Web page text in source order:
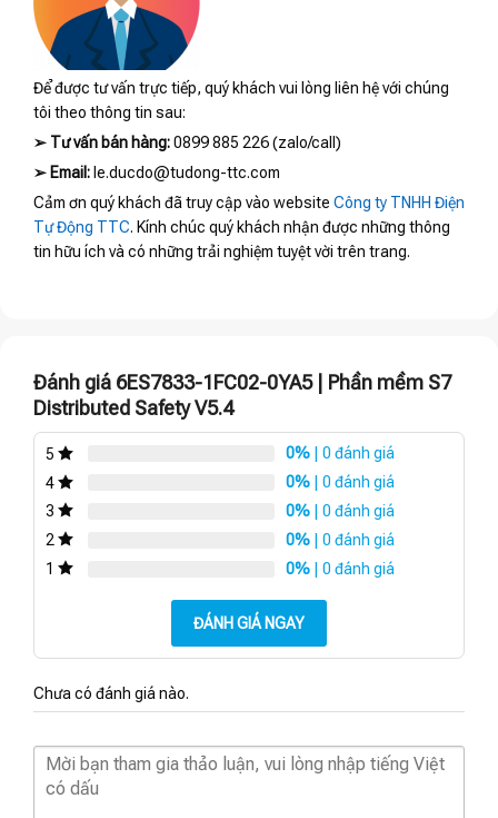
Để được tư vấn trực tiếp, quý khách vui lòng liên hệ với chúng
tôi theo thông tin sau:
➢ Tư vấn bán hàng:0899 885 226 (zalo/call)
➢ Email: le.ducdo@tudong-ttc.com
Cảm ơn quý khách đã truy cập vào website Công ty TNHH Điện
Tự Động TTC. Kính chúc quý khách nhận được những thông
tin hữu ích và có những trải nghiệm tuyệt vời trên trang.
Đánh giá 6ES7833-1FC02-0YA5 | Phần mềm S7
Distributed Safety V5.4
5 0% | 0 đánh giá
4
0% | 0 đánh giá
3
0% | 0 đánh giá
2
0% | 0 đánh giá
1
0% | 0 đánh giá
ĐÁNH GIÁ NGAY
Chưa có đánh giá nào.